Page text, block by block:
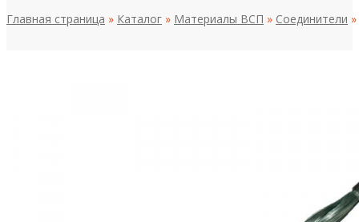
Главная страница » Каталог » Материалы ВСП » Соединители »